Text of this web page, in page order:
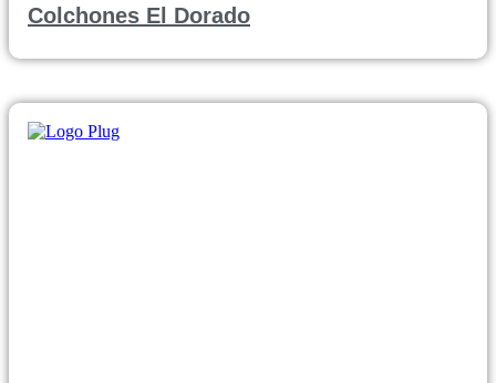
Colchones El Dorado